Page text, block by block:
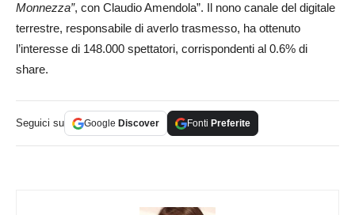
Monnezza”, con Claudio Amendola”. Il nono canale del digitale
terrestre, responsabile di averlo trasmesso, ha ottenuto
l’interesse di 148.000 spettatori, corrispondenti al 0.6% di
share.
Seguici su Google Discover Fonti Preferite